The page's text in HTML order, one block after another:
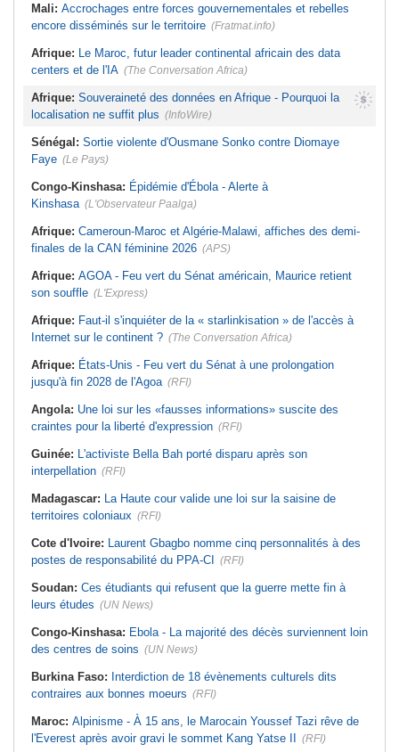
Mali: Accrochages entre forces gouvernementales et rebelles
encore disséminés sur le territoire (Fratmat.info)
Afrique: Le Maroc, futur leader continental africain des data
centers et de l'IA (The Conversation Africa)
Afrique: Souveraineté des données en Afrique - Pourquoi la
localisation ne suffit plus (InfoWire)
Sénégal: Sortie violente d'Ousmane Sonko contre Diomaye
Faye (Le Pays)
Congo-Kinshasa: Épidémie d'Ébola - Alerte à
Kinshasa (L'Observateur Paalga)
Afrique: Cameroun-Maroc et Algérie-Malawi, affiches des demi-
finales de la CAN féminine 2026 (APS)
Afrique: AGOA - Feu vert du Sénat américain, Maurice retient
son souffle (L'Express)
Afrique: Faut-il s'inquiéter de la « starlinkisation » de l'accès à
Internet sur le continent ? (The Conversation Africa)
Afrique: États-Unis - Feu vert du Sénat à une prolongation
jusqu'à fin 2028 de l'Agoa (RFI)
Angola: Une loi sur les «fausses informations» suscite des
craintes pour la liberté d'expression (RFI)
Guinée: L'activiste Bella Bah porté disparu après son
interpellation (RFI)
Madagascar: La Haute cour valide une loi sur la saisine de
territoires coloniaux (RFI)
Cote d'Ivoire: Laurent Gbagbo nomme cinq personnalités à des
postes de responsabilité du PPA-CI
(RFI)
Soudan: Ces étudiants qui refusent que la guerre mette fin à
leurs études (UN News)
Congo-Kinshasa: Ebola - La majorité des décès surviennent loin
des centres de soins (UN News)
Burkina Faso: Interdiction de 18 évènements culturels dits
contraires aux bonnes moeurs (RFI)
Maroc: Alpinisme - À 15 ans, le Marocain Youssef Tazi rêve de
l'Everest après avoir gravi le sommet Kang Yatse II
(RFI)